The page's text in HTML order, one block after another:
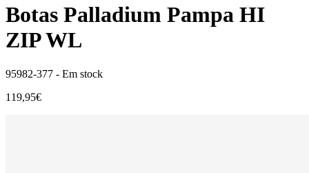
Botas Palladium Pampa HI
ZIP WL
95982-377 - Em stock
119,95€